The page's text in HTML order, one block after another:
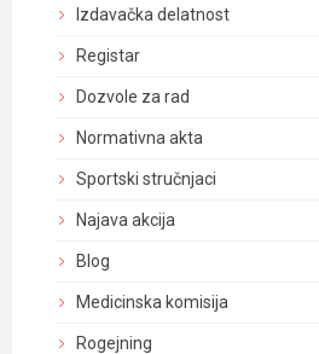
Izdavačka delatnost
Registar
Dozvole za rad
Normativna akta
Sportski stručnjaci
Najava akcija
Blog
Medicinska komisija
Rogejning